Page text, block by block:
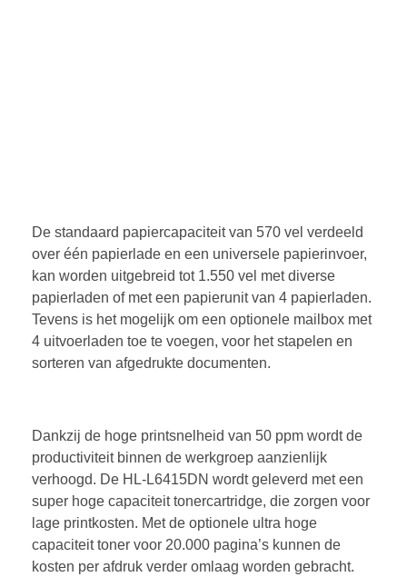
De standaard papiercapaciteit van 570 vel verdeeld
over één papierlade en een universele papierinvoer,
kan worden uitgebreid tot 1.550 vel met diverse
papierladen of met een papierunit van 4 papierladen.
Tevens is het mogelijk om een optionele mailbox met
4 uitvoerladen toe te voegen, voor het stapelen en
sorteren van afgedrukte documenten.
Dankzij de hoge printsnelheid van 50 ppm wordt de
productiviteit binnen de werkgroep aanzienlijk
verhoogd. De HL-L6415DN wordt geleverd met een
super hoge capaciteit tonercartridge, die zorgen voor
lage printkosten. Met de optionele ultra hoge
capaciteit toner voor 20.000 pagina’s kunnen de
kosten per afdruk verder omlaag worden gebracht.